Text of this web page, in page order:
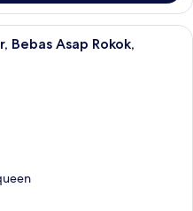
Mesin pembuat kopi/teh, lemari es,
Bebas Asap Rokok,